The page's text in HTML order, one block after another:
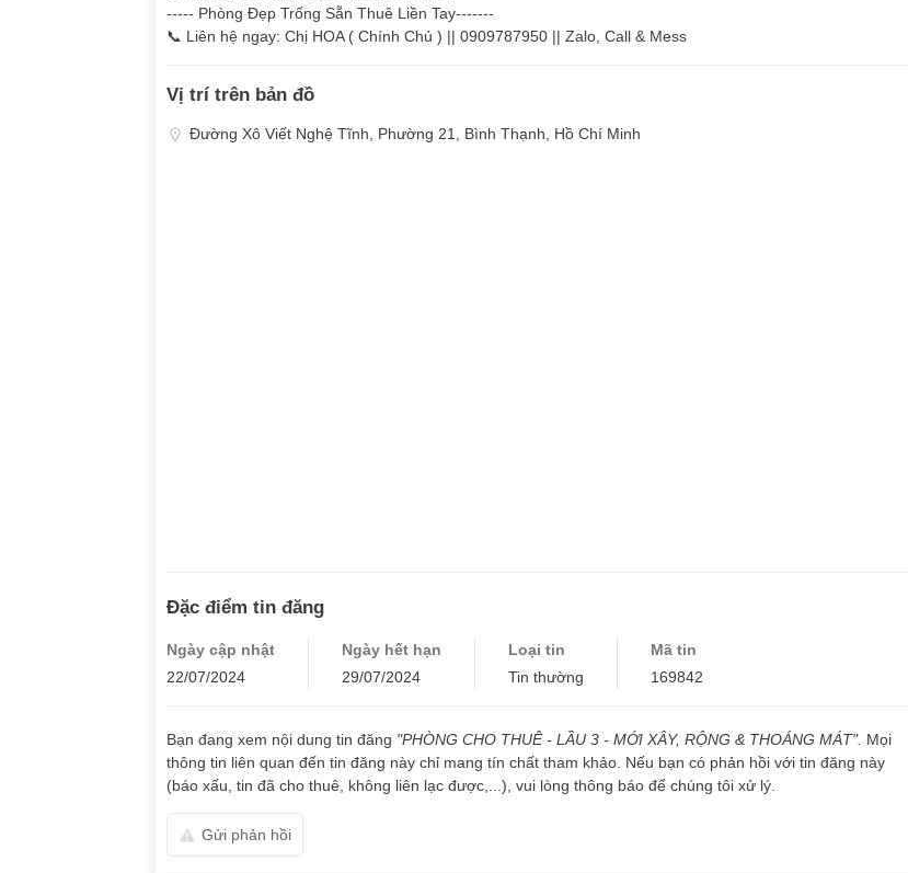
----- Phòng Đẹp Trống Sẵn Thuê Liền Tay-------
📞 Liên hệ ngay: Chị HOA ( Chính Chủ ) || 0909787950 || Zalo, Call & Mess
Vị trí trên bản đồ
Đường Xô Viết Nghệ Tĩnh, Phường 21, Bình Thạnh, Hồ Chí Minh
Đặc điểm tin đăng
Ngày cập nhật
22/07/2024
Ngày hết hạn
29/07/2024
Loại tin
Tin thường
Mã tin
169842
Bạn đang xem nội dung tin đăng "PHÒNG CHO THUÊ - LẦU 3 - MỚI XÂY, RỘNG & THOÁNG MÁT". Mọi
thông tin liên quan đến tin đăng này chỉ mang tín chất tham khảo. Nếu bạn có phản hồi với tin đăng này
(báo xấu, tin đã cho thuê, không liên lạc được,...), vui lòng thông báo để chúng tôi xử lý.
Gửi phản hồi